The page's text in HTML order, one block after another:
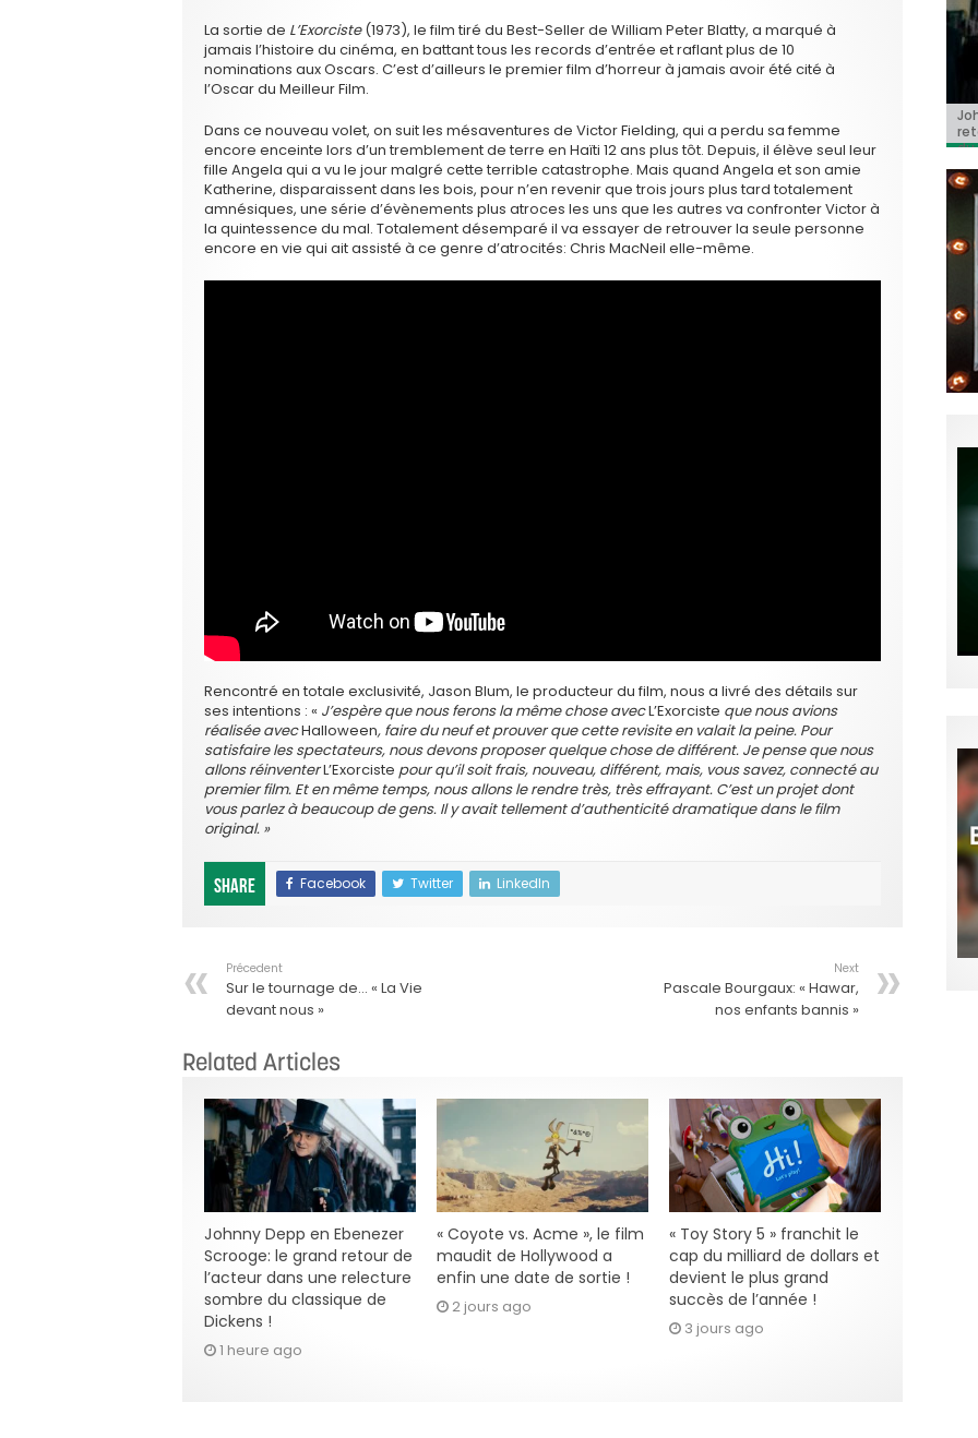
La sortie de L’Exorciste(1973), le film tiré du Best-Seller de William Peter Blatty, a marqué à
jamais l’histoire du cinéma, en battant tous les records d’entrée et raflant plus de 10
nominations aux Oscars. C’est d’ailleurs le premier film d’horreur à jamais avoir été cité à
l’Oscar du Meilleur Film.
Dans ce nouveau volet, on suit les mésaventures de Victor Fielding, qui a perdu sa femme
encore enceinte lors d’un tremblement de terre en Haïti 12 ans plus tôt. Depuis, il élève seul leur
fille Angela qui a vu le jour malgré cette terrible catastrophe. Mais quand Angela et son amie
Katherine, disparaissent dans les bois, pour n’en revenir que trois jours plus tard totalement
amnésiques, une série d’évènements plus atroces les uns que les autres va confronter Victor à
la quintessence du mal. Totalement désemparé il va essayer de retrouver la seule personne
encore en vie qui ait assisté à ce genre d’atrocités: Chris MacNeil elle-même.
Rencontré en totale exclusivité, Jason Blum, le producteur du film, nous a livré des détails sur
ses intentions : « J’espère que nous ferons la même chose avecL’Exorciste que nous avions
réalisée avecHalloween, faire du neuf et prouver que cette revisite en valait la peine. Pour
satisfaire les spectateurs, nous devons proposer quelque chose de différent. Je pense que nous
allons réinventerL’Exorciste pour qu’il soit frais, nouveau, différent, mais, vous savez, connecté au
premier film. Et en même temps, nous allons le rendre très, très effrayant. C’est un projet dont
vous parlez à beaucoup de gens. Il y avait tellement d’authenticité dramatique dans le film
original. »
Share Facebook Twitter LinkedIn
Précedent
Sur le tournage de… « La Vie
devant nous »
Next
Pascale Bourgaux: « Hawar,
nos enfants bannis »
Related Articles
Johnny Depp en Ebenezer
Scrooge: le grand retour de
l’acteur dans une relecture
sombre du classique de
Dickens !
1 heure ago
« Coyote vs. Acme », le film
maudit de Hollywood a
enfin une date de sortie !
2 jours ago
« Toy Story 5 » franchit le
cap du milliard de dollars et
devient le plus grand
succès de l’année !
3 jours ago
du
«
«